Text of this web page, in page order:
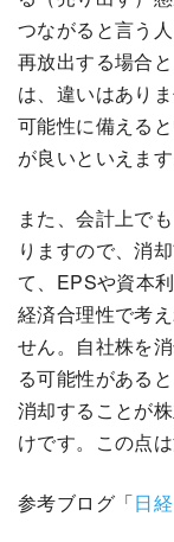
つながると言う
再放出する場合
は、違いはあり
可能性に備える
が良いといえます
また、会計上で
りますので、消
て、EPSや資本
経済合理性で考
せん。自社株を
る可能性がある
消却することが
けです。この点
参考ブログ「日